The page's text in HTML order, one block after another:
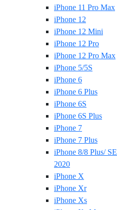
iPhone 11 Pro Max
iPhone 12
iPhone 12 Mini
iPhone 12 Pro
iPhone 12 Pro Max
iPhone 5/5S
iPhone 6
iPhone 6 Plus
iPhone 6S
iPhone 6S Plus
iPhone 7
iPhone 7 Plus
iPhone 8/8 Plus/ SE
2020
iPhone X
iPhone Xr
iPhone Xs